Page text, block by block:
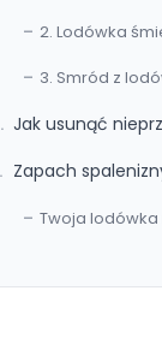
2. Lodówka
3. Smród z
Jak usunąć
Zapach
Twoja